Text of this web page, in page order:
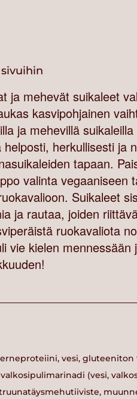
ja mehevät suikaleet
kasvipohjainen
ja mehevillä
herkullisesti ja
tapaan.
valinta vegaaniseen
Suikaleet
ja rautaa, joiden
ruokavaliota
vie kielen mennessään
vesi, gluteeniton
(vesi,